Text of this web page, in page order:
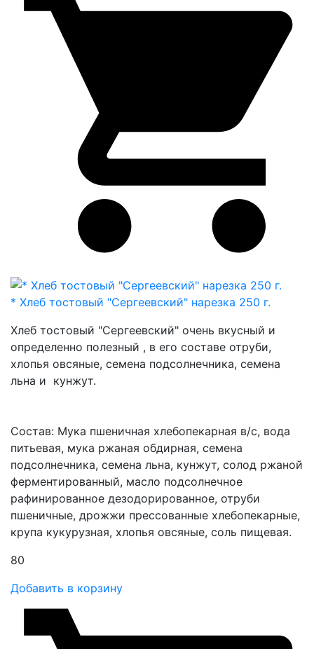
* Хлеб тостовый "Сергеевский" нарезка 250 г.
Хлеб тостовый "Сергеевский" очень вкусный и
определенно полезный , в его составе отруби,
хлопья овсяные, семена подсолнечника, семена
льна и кунжут.
Состав: Мука пшеничная хлебопекарная в/с, вода
питьевая, мука ржаная обдирная, семена
подсолнечника, семена льна, кунжут, солод ржаной
ферментированный, масло подсолнечное
рафинированное дезодорированное, отруби
пшеничные, дрожжи прессованные хлебопекарные,
крупа кукурузная, хлопья овсяные, соль пищевая.
80
Добавить в корзину